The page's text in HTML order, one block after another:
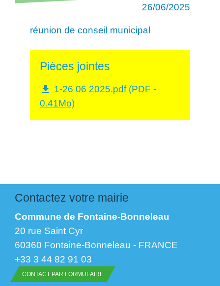
26/06/2025
réunion de conseil municipal
Pièces jointes
file_download 1-26 06 2025.pdf (PDF -
0.41Mo)
Contactez votre mairie
Commune de Fontaine-Bonneleau
20 rue Saint Cyr
60360 Fontaine-Bonneleau - FRANCE
+33 3 44 82 91 03
CONTACT PAR FORMULAIRE